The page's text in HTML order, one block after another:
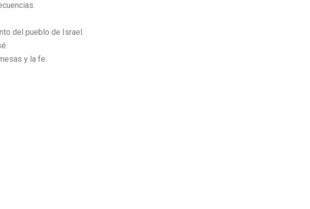
del pueblo de Israel.
y la fe.